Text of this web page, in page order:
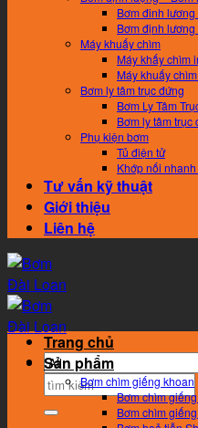
Bơm đinh
Bơm định
Máy khuấy chìm
Máy khấy chìm
Máy khuấy
Bơm ly tâm trục đứng
Bơm Ly Tâm
Bơm ly tâm trục
Phụ kiện bơm
Tủ điện tử
Khớp nối nhanh
Tư vấn kỹ thuật
Giới thiệu
Liên hệ
Search
Trang chủ
Sản phẩm
Bơm chìm giếng khoan
Bơm chìm
Bơm chìm